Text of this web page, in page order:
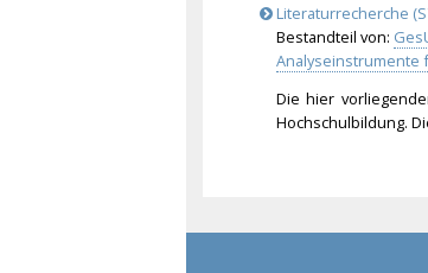
Literaturrecherche
Bestandteil von:
Analyseinstrumente
Die hier
Hochschulbildung.